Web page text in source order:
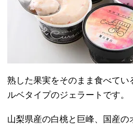
熟した果実をそのまま食べてい
ルベタイプのジェラートです。
山梨県産の白桃と巨峰、国産の